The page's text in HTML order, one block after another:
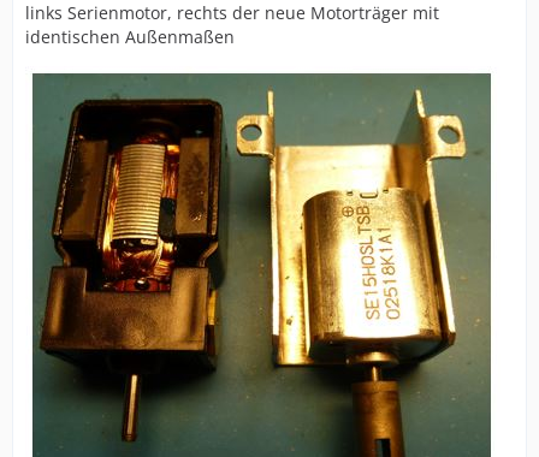
links Serienmotor, rechts der neue Motorträger mit
identischen Außenmaßen